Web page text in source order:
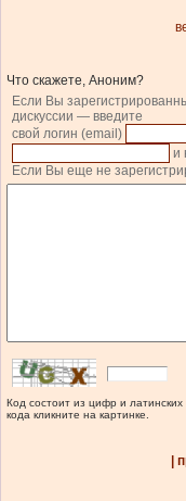
Что скажете, Аноним?
Если Вы
дискуссии — введите
свой логин (email)
и
Если Вы еще не
Код состоит из цифр и
кода кликните на картинке.
|